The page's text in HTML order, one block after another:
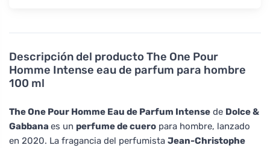
Descripción del producto The One Pour
Homme Intense eau de parfum para hombre
100 ml
The One Pour Homme Eau de Parfum Intense de Dolce &
Gabbana es un perfume de cuero para hombre, lanzado
en 2020. La fragancia del perfumista Jean-Christophe